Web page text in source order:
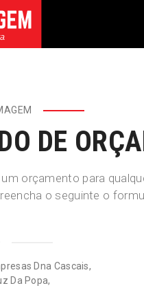
DE
orçamento para
o seguinte o
Dna Cascais,
Da Popa,